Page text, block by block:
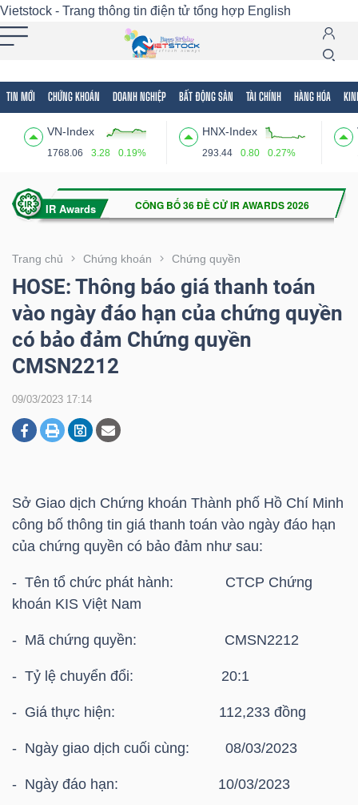
Vietstock - Trang thông tin điện tử tổng hợp English
TIN MỚI CHỨNG KHOÁN DOANH NGHIỆP BẤT ĐỘNG SẢN TÀI CHÍNH HÀNG HÓA
VN-Index
1768.06 3.28 0.19%
HNX-Index
293.44 0.80 0.27%
Trang chủ Chứng khoán Chứng quyền
HOSE: Thông báo giá thanh toán
vào ngày đáo hạn của chứng quyền
có bảo đảm Chứng quyền
CMSN2212
09/03/2023 17:14
Sở Giao dịch Chứng khoán Thành phố Hồ Chí Minh
công bố thông tin giá thanh toán vào ngày đáo hạn
của chứng quyền có bảo đảm như sau:
- Tên tổ chức phát hành: CTCP Chứng
khoán KIS Việt Nam
- Mã chứng quyền: CMSN2212
- Tỷ lệ chuyển đổi: 20:1
- Giá thực hiện: 112,233 đồng
- Ngày giao dịch cuối cùng: 08/03/2023
- Ngày đáo hạn: 10/03/2023
Tất cả Tính năng Ngành Mã chứng khoán
Tính
(-)
VIETSTOCK
CHỨNG
KHOÁN
NGHIỆP
BẤT
ĐỘNG
SẢN
HÓA